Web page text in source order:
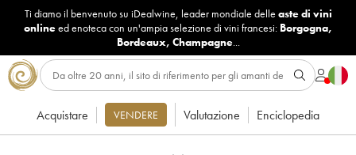
Ti diamo il benvenuto su iDealwine, leader mondiale delle aste di vini
onlineed enoteca con un'ampia selezione di vini francesi: Borgogna,
Bordeaux, Champagne...
Acquistare VENDERE Valutazione Enciclopedia